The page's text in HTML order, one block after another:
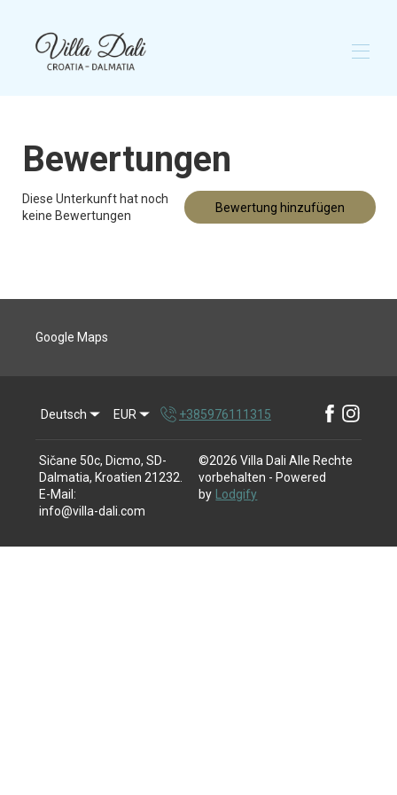
Überblick
Galerie
Karte
Verfügbarkeit
Rezensionen
Bewertungen
Diese Unterkunft hat noch
keine Bewertungen
Bewertung hinzufügen
Google Maps
Deutsch EUR +385976111315
Sičane 50c, Dicmo, SD-
Dalmatia, Kroatien 21232
E-Mail :
info@villa-dali.com
©2026 Villa Dali Alle Rechte
vorbehalten - Powered
by
Lodgify